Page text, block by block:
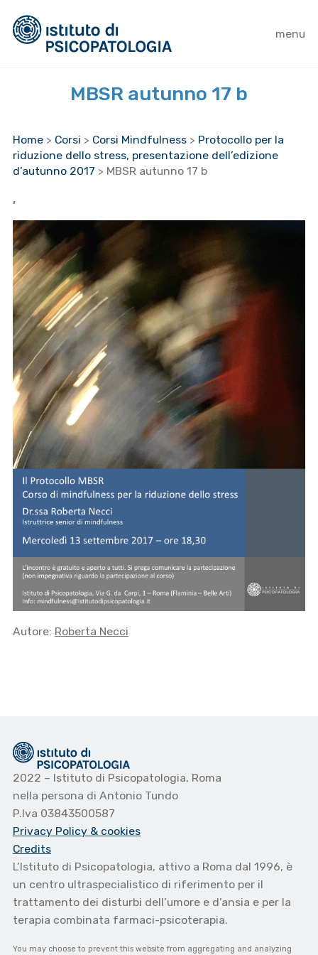
menu
MBSR autunno 17 b
Home > Corsi > Corsi Mindfulness > Protocollo per la
riduzione dello stress, presentazione dell’edizione
d’autunno 2017 > MBSR autunno 17 b
,
Autore: Roberta Necci
2022 – Istituto di Psicopatologia, Roma
nella persona di Antonio Tundo
P.Iva 03843500587
Privacy Policy & cookies
Credits
L’Istituto di Psicopatologia, attivo a Roma dal 1996, è
un centro ultraspecialistico di riferimento per il
trattamento dei disturbi dell’umore e d’ansia e per la
terapia combinata farmaci-psicoterapia.
You may choose to prevent this website from aggregating and analyzing